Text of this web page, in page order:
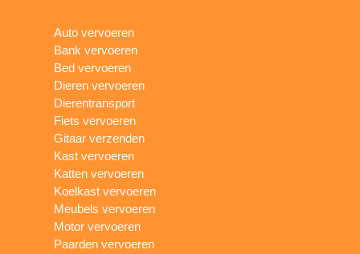
Auto vervoeren
Bank vervoeren
Bed vervoeren
Dieren vervoeren
Dierentransport
Fiets vervoeren
Gitaar verzenden
Kast vervoeren
Katten vervoeren
Koelkast vervoeren
Meubels vervoeren
Motor vervoeren
Paarden vervoeren